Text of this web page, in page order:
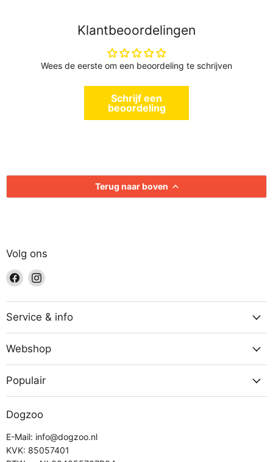
Klantbeoordelingen
Wees de eerste om een beoordeling te schrijven
Schrijf een
beoordeling
Terug naar boven
Volg ons
Vind
ons
op
Facebook
Vind
op
Instagram
Service & info
Webshop
Populair
Dogzoo
E-Mail: info@dogzoo.nl
KVK: 85057401